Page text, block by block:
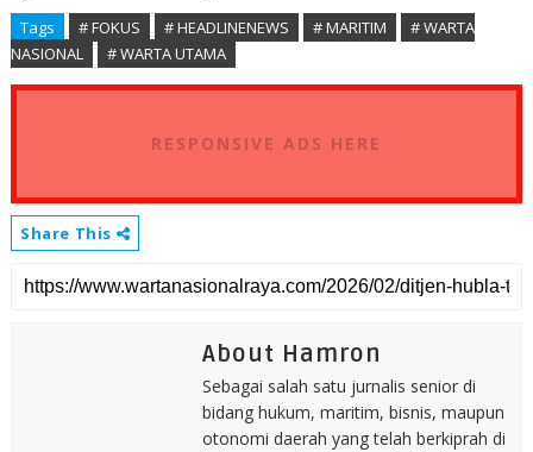
Tags # FOKUS # HEADLINENEWS # MARITIM
# WARTA
NASIONAL
# WARTA UTAMA
RESPONSIVE ADS HERE
Share This
About Hamron
Sebagai salah satu jurnalis senior di
bidang hukum, maritim, bisnis, maupun
otonomi daerah yang telah berkiprah di